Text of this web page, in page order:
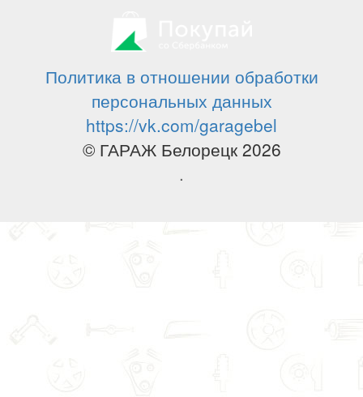
Политика в отношении обработки
персональных данных
https://vk.com/garagebel
© ГАРАЖ Белорецк 2026
.